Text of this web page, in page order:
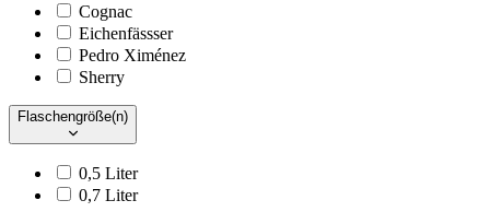
Cognac
Eichenfässser
Pedro Ximénez
Sherry
Flaschengröße(n)
0,5 Liter
0,7 Liter